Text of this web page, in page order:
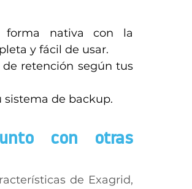
nativa con la
y fácil de usar.
retención según tus
de backup.
con otras
de Exagrid,